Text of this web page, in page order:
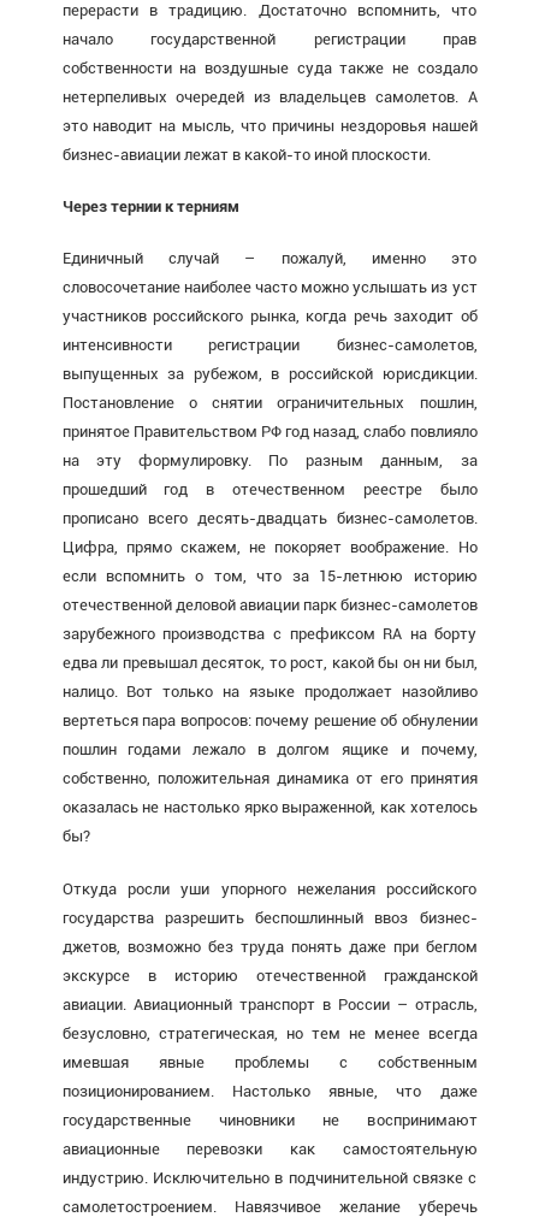
перерасти в традицию. Достаточно вспомнить, что
начало государственной регистрации прав
собственности на воздушные суда также не создало
нетерпеливых очередей из владельцев самолетов. А
это наводит на мысль, что причины нездоровья нашей
бизнес-авиации лежат в какой-то иной плоскости.
Через тернии к терниям
Единичный случай – пожалуй, именно это
словосочетание наиболее часто можно услышать из уст
участников российского рынка, когда речь заходит об
интенсивности регистрации бизнес-самолетов,
выпущенных за рубежом, в российской юрисдикции.
Постановление о снятии ограничительных пошлин,
принятое Правительством РФ год назад, слабо повлияло
на эту формулировку. По разным данным, за
прошедший год в отечественном реестре было
прописано всего десять-двадцать бизнес-самолетов.
Цифра, прямо скажем, не покоряет воображение. Но
если вспомнить о том, что за 15-летнюю историю
отечественной деловой авиации парк бизнес-самолетов
зарубежного производства с префиксом RA на борту
едва ли превышал десяток, то рост, какой бы он ни был,
налицо. Вот только на языке продолжает назойливо
вертеться пара вопросов: почему решение об обнулении
пошлин годами лежало в долгом ящике и почему,
собственно, положительная динамика от его принятия
оказалась не настолько ярко выраженной, как хотелось
бы?
Откуда росли уши упорного нежелания российского
государства разрешить беспошлинный ввоз бизнес-
джетов, возможно без труда понять даже при беглом
экскурсе в историю отечественной гражданской
авиации. Авиационный транспорт в России – отрасль,
безусловно, стратегическая, но тем не менее всегда
имевшая явные проблемы с собственным
позиционированием. Настолько явные, что даже
государственные чиновники не воспринимают
авиационные перевозки как самостоятельную
индустрию. Исключительно в подчинительной связке с
самолетостроением. Навязчивое желание уберечь